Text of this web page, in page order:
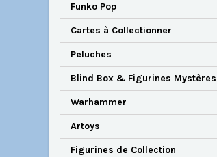
Funko Pop
Cartes à Collectionner
Peluches
Blind Box & Figurines Mystères
Warhammer
Artoys
Figurines de Collection